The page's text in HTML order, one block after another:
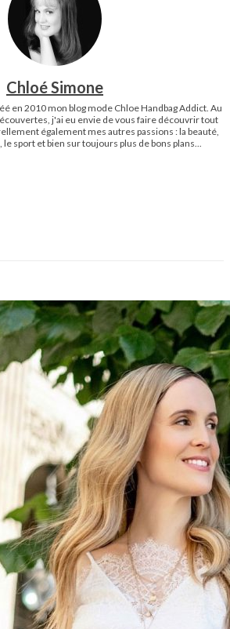
Chloé Simone
en 2010 mon blog mode Chloe Handbag Addict. Au
j'ai eu envie de vous faire découvrir tout
également mes autres passions : la beauté,
le sport et bien sur toujours plus de bons plans...